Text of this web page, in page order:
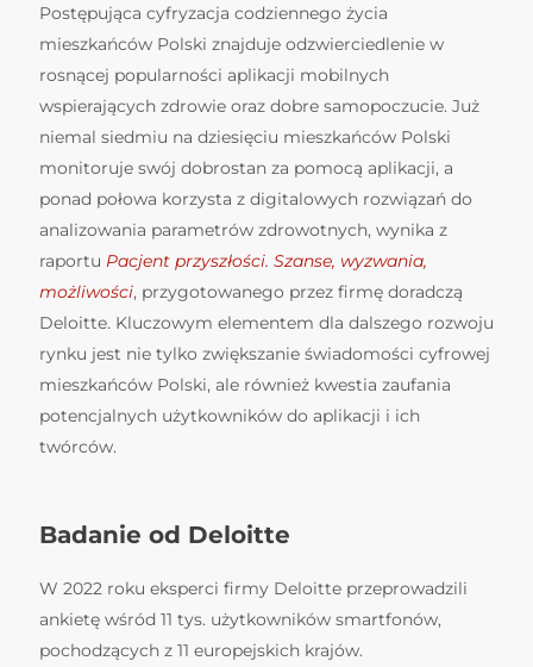
Postępująca cyfryzacja codziennego życia
mieszkańców Polski znajduje odzwierciedlenie w
rosnącej popularności aplikacji mobilnych
wspierających zdrowie oraz dobre samopoczucie. Już
niemal siedmiu na dziesięciu mieszkańców Polski
monitoruje swój dobrostan za pomocą aplikacji, a
ponad połowa korzysta z digitalowych rozwiązań do
analizowania parametrów zdrowotnych, wynika z
raportu Pacjent przyszłości. Szanse, wyzwania,
możliwości, przygotowanego przez firmę doradczą
Deloitte. Kluczowym elementem dla dalszego rozwoju
rynku jest nie tylko zwiększanie świadomości cyfrowej
mieszkańców Polski, ale również kwestia zaufania
potencjalnych użytkowników do aplikacji i ich
twórców.
Badanie od Deloitte
W 2022 roku eksperci firmy Deloitte przeprowadzili
ankietę wśród 11 tys. użytkowników smartfonów,
pochodzących z 11 europejskich krajów.